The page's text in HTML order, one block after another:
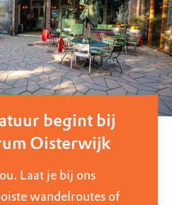
begint bij
Oisterwijk
Laat je bij ons
wandelroutes of